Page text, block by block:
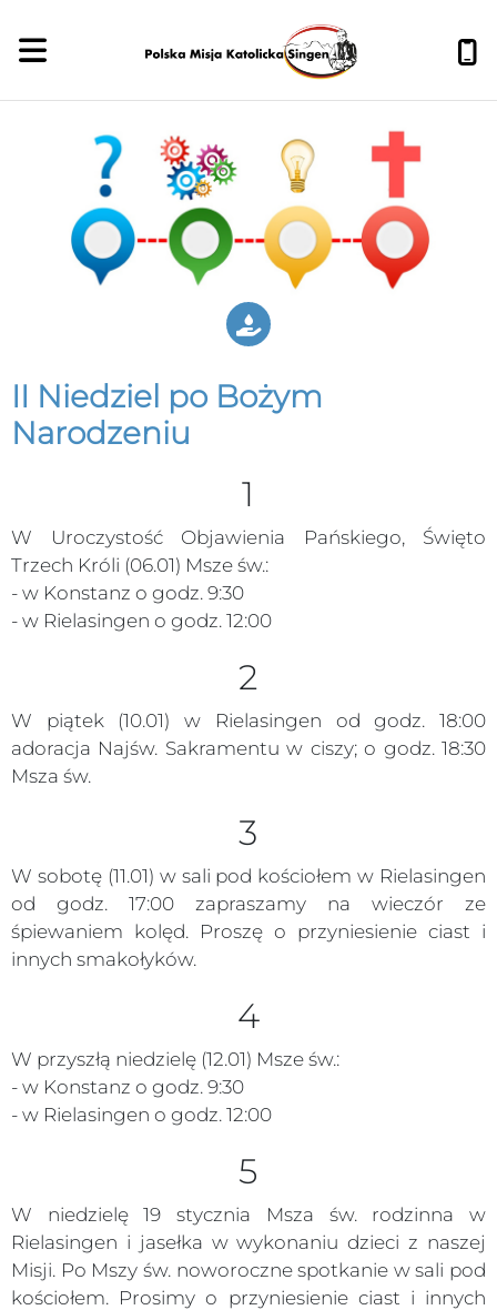
II Niedziel po Bożym
Narodzeniu
1
W Uroczystość Objawienia Pańskiego, Święto
Trzech Króli (06.01) Msze św.:
- w Konstanz o godz. 9:30
- w Rielasingen o godz. 12:00
2
W piątek (10.01) w Rielasingen od godz. 18:00
adoracja Najśw. Sakramentu w ciszy; o godz. 18:30
Msza św.
3
W sobotę (11.01) w sali pod kościołem w Rielasingen
od godz. 17:00 zapraszamy na wieczór ze
śpiewaniem kolęd. Proszę o przyniesienie ciast i
innych smakołyków.
4
W przyszłą niedzielę (12.01) Msze św.:
- w Konstanz o godz. 9:30
- w Rielasingen o godz. 12:00
5
W niedzielę 19 stycznia Msza św. rodzinna w
Rielasingen i jasełka w wykonaniu dzieci z naszej
Misji. Po Mszy św. noworoczne spotkanie w sali pod
kościołem. Prosimy o przyniesienie ciast i innych